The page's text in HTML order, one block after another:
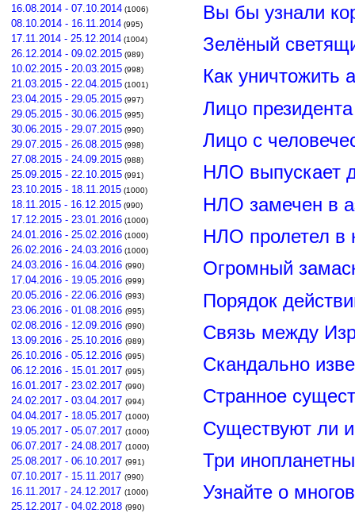
16.08.2014 - 07.10.2014 (1006)
08.10.2014 - 16.11.2014 (995)
17.11.2014 - 25.12.2014 (1004)
26.12.2014 - 09.02.2015 (989)
10.02.2015 - 20.03.2015 (998)
21.03.2015 - 22.04.2015 (1001)
23.04.2015 - 29.05.2015 (997)
29.05.2015 - 30.06.2015 (995)
30.06.2015 - 29.07.2015 (990)
29.07.2015 - 26.08.2015 (998)
27.08.2015 - 24.09.2015 (988)
25.09.2015 - 22.10.2015 (991)
23.10.2015 - 18.11.2015 (1000)
18.11.2015 - 16.12.2015 (990)
17.12.2015 - 23.01.2016 (1000)
24.01.2016 - 25.02.2016 (1000)
26.02.2016 - 24.03.2016 (1000)
24.03.2016 - 16.04.2016 (990)
17.04.2016 - 19.05.2016 (999)
20.05.2016 - 22.06.2016 (993)
23.06.2016 - 01.08.2016 (995)
02.08.2016 - 12.09.2016 (990)
13.09.2016 - 25.10.2016 (989)
26.10.2016 - 05.12.2016 (995)
06.12.2016 - 15.01.2017 (995)
16.01.2017 - 23.02.2017 (990)
24.02.2017 - 03.04.2017 (994)
04.04.2017 - 18.05.2017 (1000)
19.05.2017 - 05.07.2017 (1000)
06.07.2017 - 24.08.2017 (1000)
25.08.2017 - 06.10.2017 (991)
07.10.2017 - 15.11.2017 (990)
16.11.2017 - 24.12.2017 (1000)
25.12.2017 - 04.02.2018 (990)
Вы бы узнали
Зелёный
Как уничтожить
Лицо
Лицо с
НЛО выпускает
НЛО замечен в
НЛО пролетел в
Огромный
Порядок
Связь между
Скандально
Странное
Существуют ли
Три
Узнайте о